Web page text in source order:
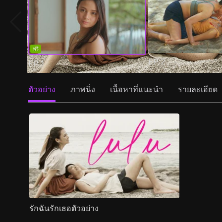
ฟรี
EP1 EP2
ตัวอย่าง ภาพนิ่ง เนื้อหาที่แนะนำ รายละเอียด
รักฉันรักเธอตัวอย่าง